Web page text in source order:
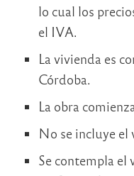
lo cual los
el IVA.
La vivienda es
Córdoba.
La obra
No se incluye el
Se contempla el